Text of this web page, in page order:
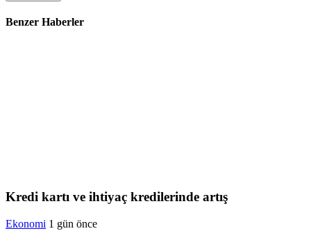
Benzer Haberler
Kredi kartı ve ihtiyaç kredilerinde artış
Ekonomi 1 gün önce